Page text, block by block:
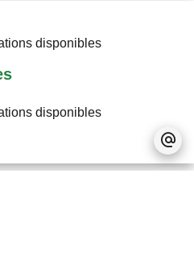
disponibles
disponibles